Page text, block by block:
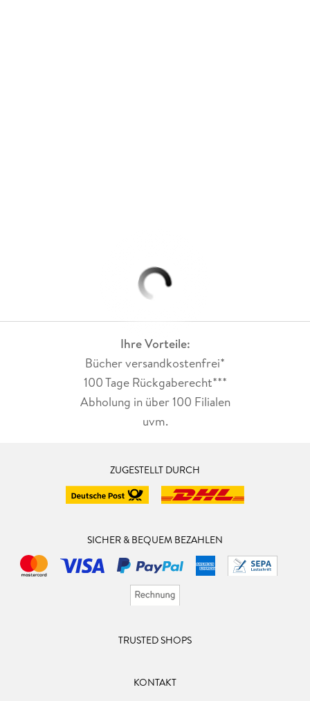
Ihre Vorteile:
Bücher versandkostenfrei*
100 Tage Rückgaberecht***
Abholung in über 100 Filialen
uvm.
ZUGESTELLT DURCH
SICHER & BEQUEM BEZAHLEN
TRUSTED SHOPS
KONTAKT